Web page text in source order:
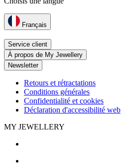
Français
Service client
À propos de My Jewellery
Newsletter
Retours et rétractations
Conditions générales
Confidentialité et cookies
Déclaration d'accessibilité web
MY JEWELLERY